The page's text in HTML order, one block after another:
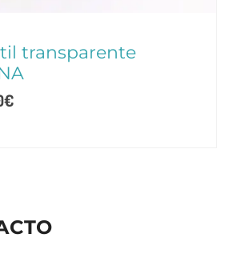
transparente
€